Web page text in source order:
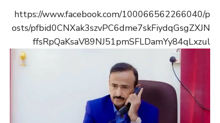
https://www.facebook.com/100066562266040/p
osts/pfbid0CNXak3szvPC6dme7skFiydqGsgZXJN
ffsRpQaKsaV89NJ51pmSFLDamYy84qLxzul